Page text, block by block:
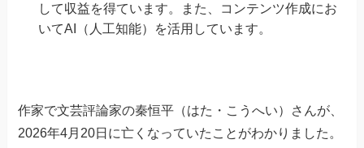
して収益を得ています。また、コンテンツ作成にお
いてAI（人工知能）を活用しています。
作家で文芸評論家の秦恒平（はた・こうへい）さんが、
2026年4月20日に亡くなっていたことがわかりました。